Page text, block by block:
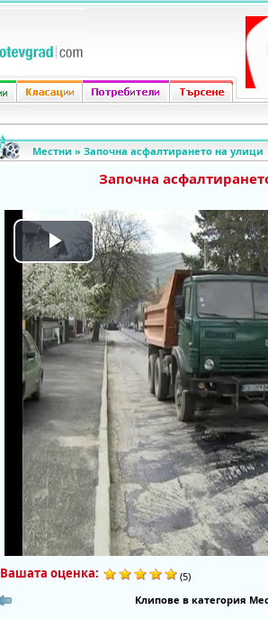
Местни » Започна асфалтирането на улици
Започна
Play
Video
Вашата оценка:
(5)
Клипове в категория